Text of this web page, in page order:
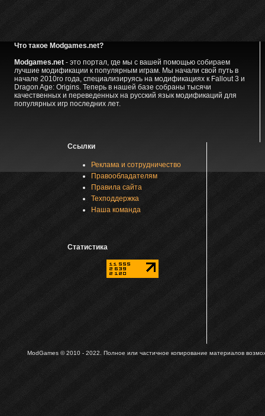
Что такое Modgames.net?
Modgames.net- это портал, где мы с вашей помощью собираем
лучшие модификации к популярным играм. Мы начали свой путь в
начале 2010го года, специализируясь на модификациях к Fallout 3 и
Dragon Age: Origins. Теперь в нашей базе собраны тысячи
качественных и переведенных на русский язык модификаций для
популярных игр последних лет.
Ссылки
Реклама и сотрудничество
Правообладателям
Правила сайта
Техподдержка
Наша команда
Статистика
ModGames © 2010 - 2022. Полное или частичное копирование материалов